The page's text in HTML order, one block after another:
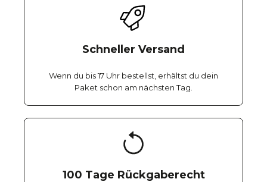
Schneller Versand
Wenn du bis 17 Uhr bestellst, erhältst du dein
Paket schon am nächsten Tag.
100 Tage Rückgaberecht